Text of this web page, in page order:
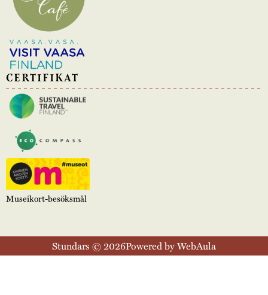
CERTIFIKAT
Museikort-besöksmål
Stundars © 2026Powered by WebAula